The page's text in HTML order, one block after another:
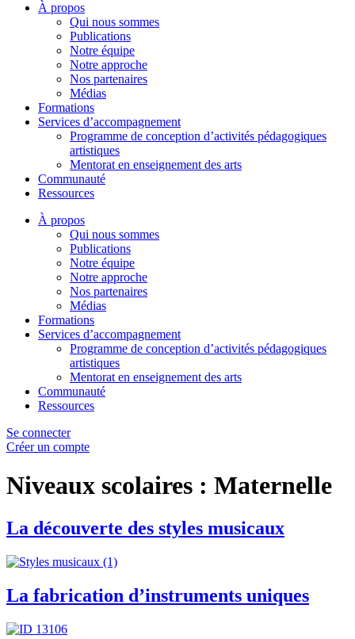
À propos
Qui nous sommes
Publications
Notre équipe
Notre approche
Nos partenaires
Médias
Formations
Services d’accompagnement
Programme de conception d’activités pédagogiques
artistiques
Mentorat en enseignement des arts
Communauté
Ressources
À propos
Qui nous sommes
Publications
Notre équipe
Notre approche
Nos partenaires
Médias
Formations
Services d’accompagnement
Programme de conception d’activités pédagogiques
artistiques
Mentorat en enseignement des arts
Communauté
Ressources
Se connecter
Créer un compte
Niveaux scolaires : Maternelle
La découverte des styles musicaux
La fabrication d’instruments uniques